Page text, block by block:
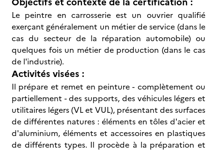
Le peintre en carrosserie est un ouvrier qualifié
exerçant généralement un métier de service (dans le
cas du secteur de la réparation automobile) ou
quelques fois un métier de production (dans le cas
de l'industrie).
Activités visées :
Il prépare et remet en peinture - complètement ou
partiellement - des supports, des véhicules légers et
utilitaires légers (VL et VUL), présentant des surfaces
de différentes natures : éléments en tôles d'acier et
d'aluminium, éléments et accessoires en plastiques
de différents types. Il procède à la préparation et